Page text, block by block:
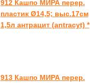
912 Кашпо МИРА перер.
пластик Ø14,5; выс.17см
1,5л антрацит (antracyt) *
913 Кашпо МИРА перер.